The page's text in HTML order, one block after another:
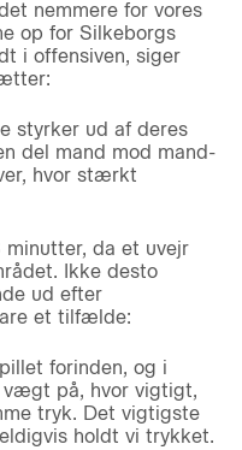
nemmere for vores
op for Silkeborgs
i offensiven, siger
styrker ud af deres
del mand mod mand-
hvor stærkt
da et uvejr
Ikke desto
ud efter
et tilfælde:
forinden, og i
på, hvor vigtigt,
tryk. Det vigtigste
holdt vi trykket.